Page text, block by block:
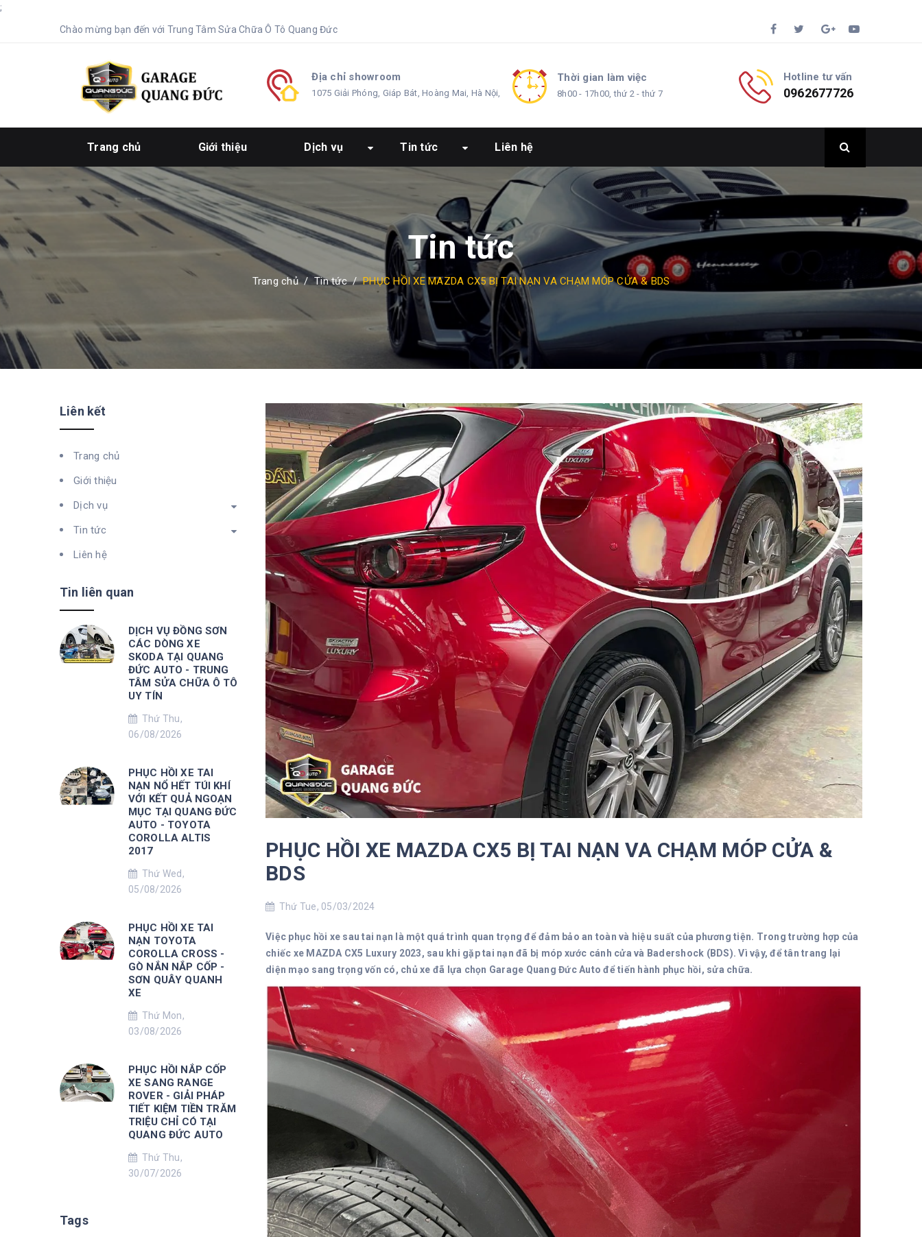
;
Chào mừng bạn đến với Trung Tâm Sửa Chữa Ô Tô Quang Đức
Địa chỉ showroom
1075 Giải Phóng, Giáp Bát, Hoàng Mai, Hà Nội,
Thời gian làm việc
8h00 - 17h00, thứ 2 - thứ 7
Hotline tư vấn
0962677726
Trang chủ Giới thiệu Dịch vụ Tin tức Liên hệ
Tin tức
Trang chủ / Tin tức / PHỤC HỒI XE MAZDA CX5 BỊ TAI NẠN VA CHẠM MÓP CỬA & BDS
PHỤC HỒI XE MAZDA CX5 BỊ TAI NẠN VA CHẠM MÓP CỬA &
BDS
Thứ Tue, 05/03/2024
Việc phục hồi xe sau tai nạn là một quá trình quan trọng để đảm bảo an toàn và hiệu suất của phương tiện. Trong trường hợp của
chiếc xe MAZDA CX5 Luxury 2023, sau khi gặp tai nạn đã bị móp xước cánh cửa và Badershock (BDS). Vì vậy, để tân trang lại
diện mạo sang trọng vốn có, chủ xe đã lựa chọn Garage Quang Đức Auto để tiến hành phục hồi, sửa chữa.
Liên kết
Trang chủ
Giới thiệu
Dịch vụ
Tin tức
Liên hệ
Tin liên quan
DỊCH VỤ ĐỒNG SƠN
CÁC DÒNG XE
SKODA TẠI QUANG
ĐỨC AUTO - TRUNG
TÂM SỬA CHỮA Ô TÔ
UY TÍN
Thứ Thu,
06/08/2026
PHỤC HỒI XE TAI
NẠN NỔ HẾT TÚI KHÍ
VỚI KẾT QUẢ NGOẠN
MỤC TẠI QUANG ĐỨC
AUTO - TOYOTA
COROLLA ALTIS
2017
Thứ Wed,
05/08/2026
PHỤC HỒI XE TAI
NẠN TOYOTA
COROLLA CROSS -
GÒ NẮN NẮP CỐP -
SƠN QUÂY QUANH
XE
Thứ Mon,
03/08/2026
PHỤC HỒI NẮP CỐP
XE SANG RANGE
ROVER - GIẢI PHÁP
TIẾT KIỆM TIỀN TRĂM
TRIỆU CHỈ CÓ TẠI
QUANG ĐỨC AUTO
Thứ Thu,
30/07/2026
Tags